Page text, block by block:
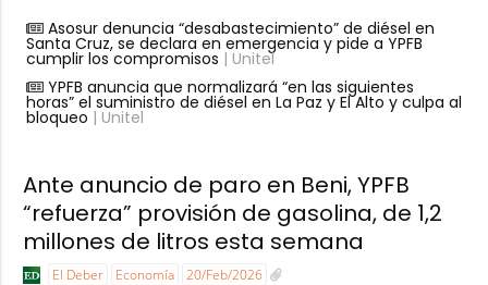
Asosur denuncia “desabastecimiento” de diésel en
Santa Cruz, se declara en emergencia y pide a YPFB
cumplir los compromisos | Unitel
YPFB anuncia que normalizará “en las siguientes
horas” el suministro de diésel en La Paz y El Alto y culpa al
bloqueo | Unitel
Ante anuncio de paro en Beni, YPFB
“refuerza” provisión de gasolina, de 1,2
millones de litros esta semana
El Deber Economía 20/Feb/2026